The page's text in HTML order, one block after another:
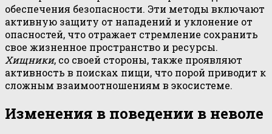
обеспечения безопасности. Эти методы включают
активную защиту от нападений и уклонение от
опасностей, что отражает стремление сохранить
свое жизненное пространство и ресурсы.
Хищники, со своей стороны, также проявляют
активность в поисках пищи, что порой приводит к
сложным взаимоотношениям в экосистеме.
Изменения в поведении в неволе